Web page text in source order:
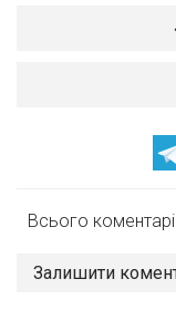
Всього
Залишити